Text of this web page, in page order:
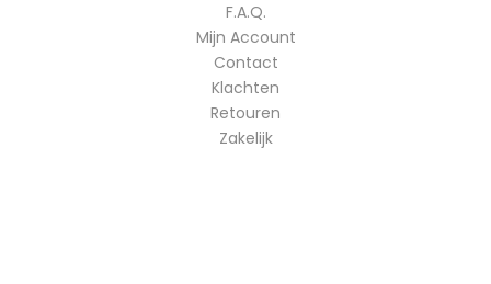
F.A.Q.
Mijn Account
Contact
Klachten
Retouren
Zakelijk